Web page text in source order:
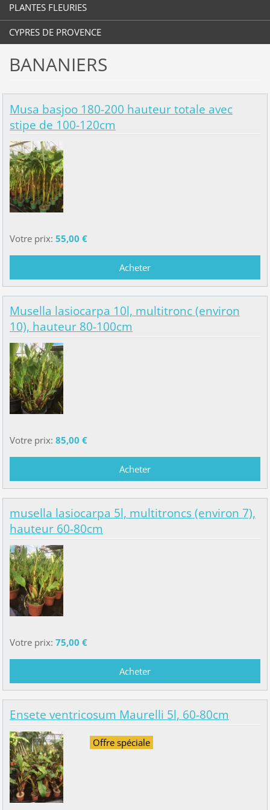
PLANTES FLEURIES
CYPRES DE PROVENCE
BANANIERS
Musa basjoo 180-200 hauteur totale avec
stipe de 100-120cm
Votre prix: 55,00 €
Musella lasiocarpa 10l, multitronc (environ
10), hauteur 80-100cm
Votre prix: 85,00 €
musella lasiocarpa 5l, multitroncs (environ 7),
hauteur 60-80cm
Votre prix: 75,00 €
Ensete ventricosum Maurelli 5l, 60-80cm
Offre spéciale